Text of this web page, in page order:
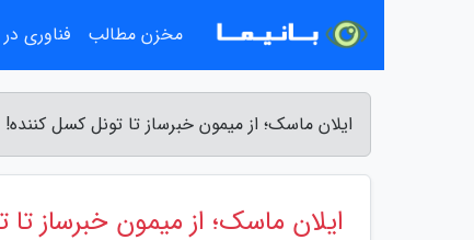
ایلان ماسک؛ از میمون خبرساز تا تونل کسل
ایلان ماسک؛ از میمون خبرساز
مخزن مطالب فناوری